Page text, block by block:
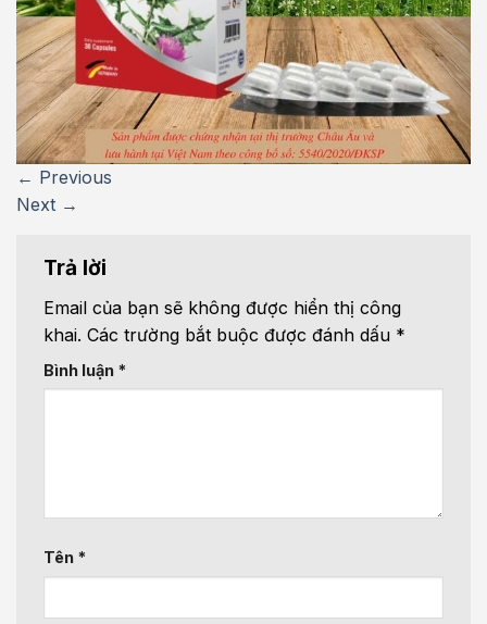
← Previous
Next →
Trả lời
Email của bạn sẽ không được hiển thị công
khai. Các trường bắt buộc được đánh dấu *
Bình luận *
Tên *